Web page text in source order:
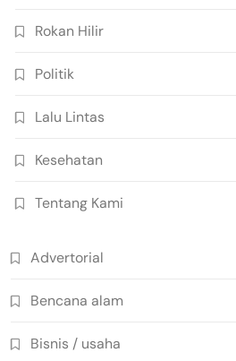
Rokan Hilir
Politik
Lalu Lintas
Kesehatan
Tentang Kami
Advertorial
Bencana alam
Bisnis / usaha